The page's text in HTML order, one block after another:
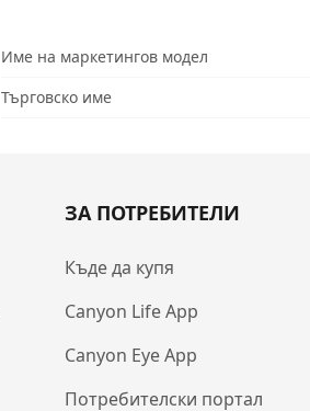
Име на маркетингов модел
Търговско име
ЗА ПОТРЕБИТЕЛИ
Къде да купя
Canyon Life App
Canyon Eye App
Потребителски портал